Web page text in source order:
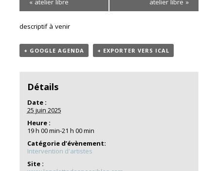
descriptif à venir
+ GOOGLE AGENDA + EXPORTER VERS ICAL
Détails
Date :
25 juin 2025
Heure :
19 h 00 min-21 h 00 min
Catégorie d’évènement:
Intervention d'artistes
Site :